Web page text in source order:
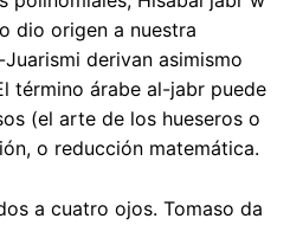
dio origen a nuestra
derivan asimismo
término árabe al-jabr puede
(el arte de los hueseros o
o reducción matemática.
a cuatro ojos. Tomaso da